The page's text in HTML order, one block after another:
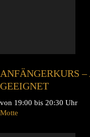
ANFÄNGERKURS
GEEIGNET
von 19:00 bis 20:30 Uhr
Motte